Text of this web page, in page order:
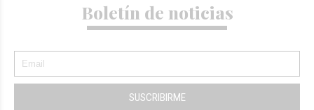
Boletín de noticias
SUSCRIBIRME